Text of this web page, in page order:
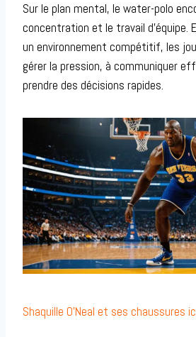
Sur le plan mental, le water-polo
concentration et le travail d’équipe.
un environnement compétitif, les
gérer la pression, à communiquer
prendre des décisions rapides.
Shaquille O’Neal et ses chaussures